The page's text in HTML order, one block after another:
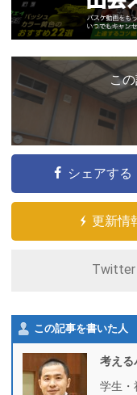
こ
シェアする
更新情
Twitter
この記事を書いた人
考える
学生・